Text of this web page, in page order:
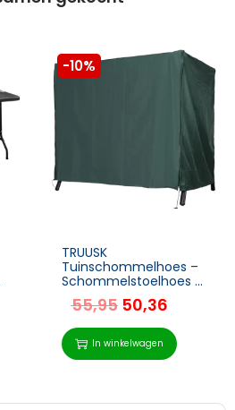
-10%
TRUUSK
Tuinschommelhoes –
Schommelstoelhoes –
Waterdicht en
Zonnescherm – Oxford
– Groen – 177 x 114 x 152
cm
55,95 50,36
In winkelwagen